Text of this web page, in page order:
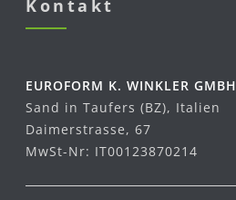
Kontakt
EUROFORM K. WINKLER GMBH
Sand in Taufers (BZ), Italien
Daimerstrasse, 67
MwSt-Nr: IT00123870214